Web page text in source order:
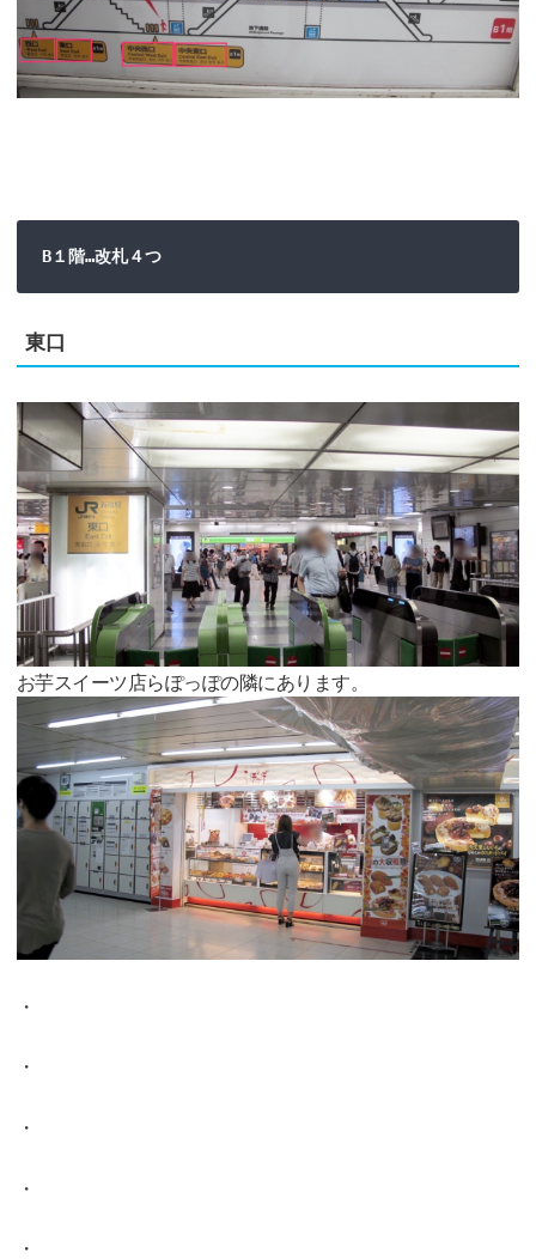
B１階…改札４つ
東口
お芋スイーツ店らぽっぽの隣にあります。
・
・
・
・
・